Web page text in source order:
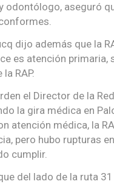
odontólogo, aseguró
dijo además que la
es atención primaria,
RAP.
el Director de la
la gira médica en
atención médica, la
pero hubo rupturas
cumplir.
del lado de la ruta